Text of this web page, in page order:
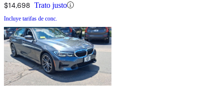
$14,698 Trato justo
Incluye tarifas de conc.